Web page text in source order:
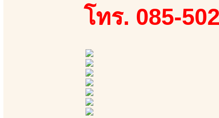
โทร. 085-